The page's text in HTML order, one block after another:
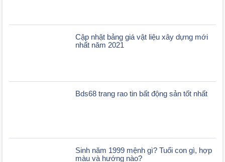
Cập nhật bảng giá vật liệu xây dựng mới
nhất năm 2021
Bds68 trang rao tin bất động sản tốt nhất
Sinh năm 1999 mệnh gì? Tuổi con gì, hợp
màu và hướng nào?